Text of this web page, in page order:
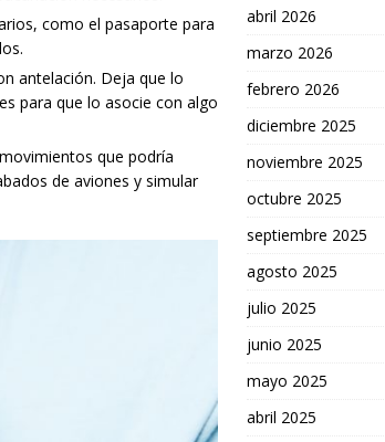
como el pasaporte para
antelación. Deja que lo
para que lo asocie con algo
que podría
de aviones y simular
abril 2026
marzo 2026
febrero 2026
diciembre 2025
noviembre 2025
octubre 2025
septiembre 2025
agosto 2025
julio 2025
junio 2025
mayo 2025
abril 2025